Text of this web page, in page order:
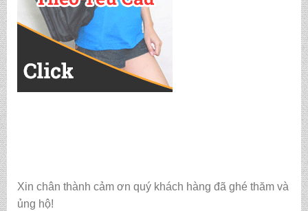
Xin chân thành cảm ơn quý khách hàng đã ghé thăm và
ủng hộ!